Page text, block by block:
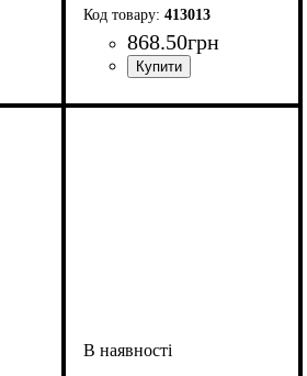
413013
868.50грн